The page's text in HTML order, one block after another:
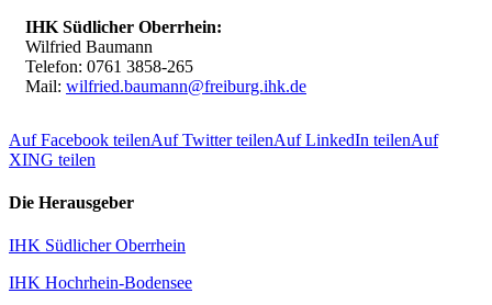
IHK Südlicher Oberrhein:
Wilfried Baumann
Telefon: 0761 3858-265
Mail: wilfried.baumann@freiburg.ihk.de
Auf Facebook teilenAuf Twitter teilenAuf LinkedIn teilenAuf
XING teilen
Die Herausgeber
IHK Südlicher Oberrhein
IHK Hochrhein-Bodensee